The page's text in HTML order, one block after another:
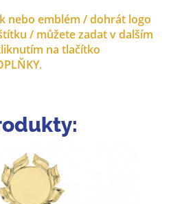
nebo emblém / dohrát logo
/ můžete zadat v dalším
na tlačítko